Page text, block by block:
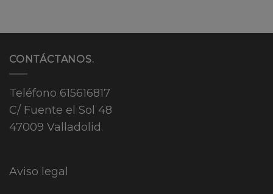
CONTÁCTANOS.
Teléfono 615616817
C/ Fuente el Sol 48
47009 Valladolid.
Aviso legal